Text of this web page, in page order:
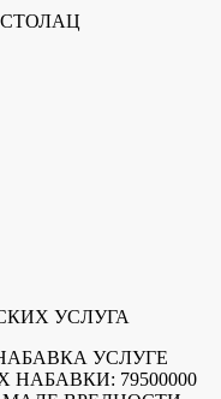
УСЛУГА
УСЛУГЕ
79500000